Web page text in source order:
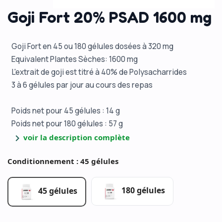
Goji Fort 20% PSAD 1600 mg
Goji Fort en 45 ou 180 gélules dosées à 320 mg
Equivalent Plantes Sèches: 1600 mg
L'extrait de goji est titré à 40% de Polysacharrides
3 à 6 gélules par jour au cours des repas
Poids net pour 45 gélules : 14 g
Poids net pour 180 gélules : 57 g
chevron_right voir la description complète
Conditionnement : 45 gélules
45 gélules 180 gélules